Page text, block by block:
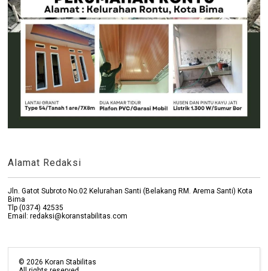
Alamat Redaksi
Jln. Gatot Subroto No.02 Kelurahan Santi (Belakang RM. Arema Santi) Kota
Bima
Tlp (0374) 42535
Email: redaksi@koranstabilitas.com
©2026 Koran Stabilitas